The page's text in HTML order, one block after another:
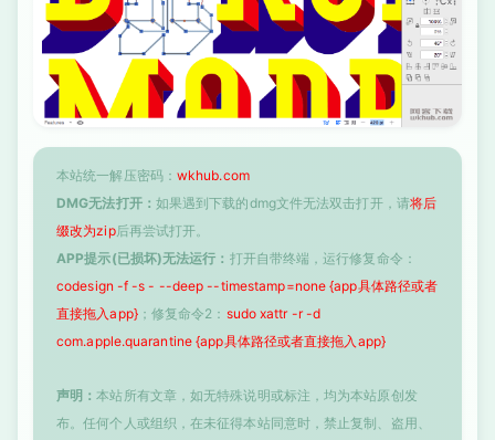
本站统一解压密码： wkhub.com
DMG无法打开： 如果遇到下载的dmg文件无法双击打开，请将后
缀改为zip后再尝试打开。
APP提示(已损坏)无法运行： 打开自带终端，运行修复命令：
codesign -f -s - --deep --timestamp=none {app具体路径或者
直接拖入app}；修复命令2： sudo xattr -r -d
com.apple.quarantine {app具体路径或者直接拖入app}
声明：本站所有文章，如无特殊说明或标注，均为本站原创发
布。任何个人或组织，在未征得本站同意时，禁止复制、盗用、